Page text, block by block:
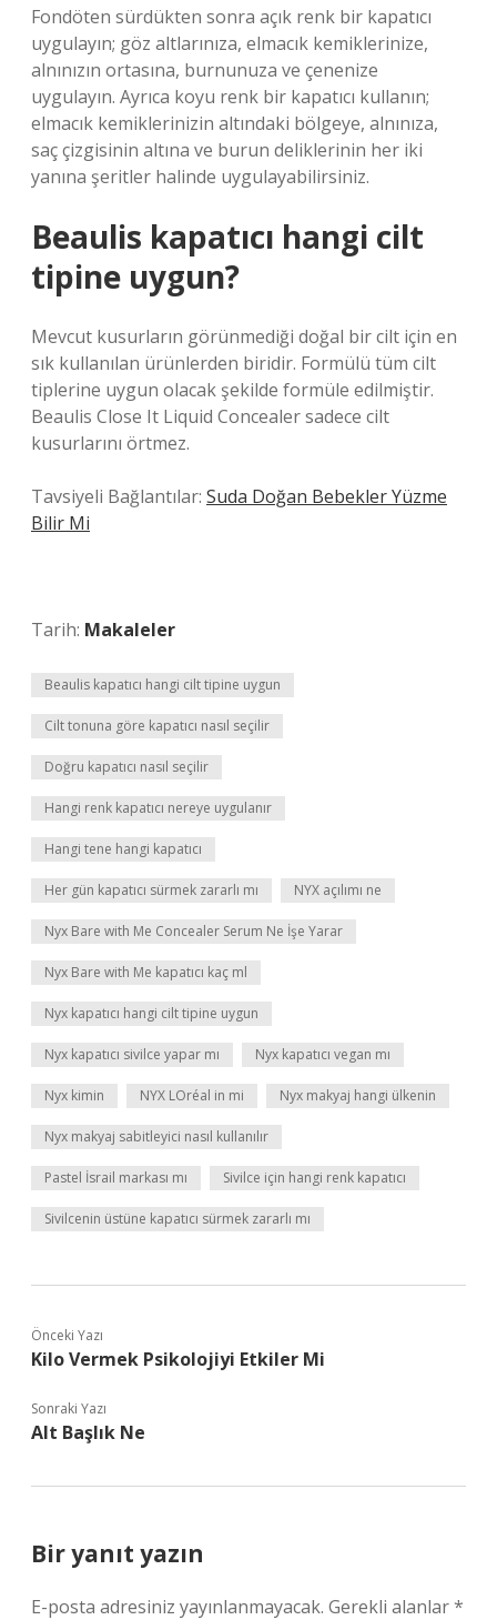
Fondöten sürdükten sonra açık renk bir kapatıcı
uygulayın; göz altlarınıza, elmacık kemiklerinize,
alnınızın ortasına, burnunuza ve çenenize
uygulayın. Ayrıca koyu renk bir kapatıcı kullanın;
elmacık kemiklerinizin altındaki bölgeye, alnınıza,
saç çizgisinin altına ve burun deliklerinin her iki
yanına şeritler halinde uygulayabilirsiniz.
Beaulis kapatıcı hangi cilt
tipine uygun?
Mevcut kusurların görünmediği doğal bir cilt için en
sık kullanılan ürünlerden biridir. Formülü tüm cilt
tiplerine uygun olacak şekilde formüle edilmiştir.
Beaulis Close It Liquid Concealer sadece cilt
kusurlarını örtmez.
Tavsiyeli Bağlantılar: Suda Doğan Bebekler Yüzme
Bilir Mi
Tarih: Makaleler
Beaulis kapatıcı hangi cilt tipine uygun
Cilt tonuna göre kapatıcı nasıl seçilir
Doğru kapatıcı nasıl seçilir
Hangi renk kapatıcı nereye uygulanır
Hangi tene hangi kapatıcı
Her gün kapatıcı sürmek zararlı mı NYX açılımı ne
Nyx Bare with Me Concealer Serum Ne İşe Yarar
Nyx Bare with Me kapatıcı kaç ml
Nyx kapatıcı hangi cilt tipine uygun
Nyx kapatıcı sivilce yapar mı Nyx kapatıcı vegan mı
Nyx kimin NYX LOréal in mi Nyx makyaj hangi ülkenin
Nyx makyaj sabitleyici nasıl kullanılır
Pastel İsrail markası mı Sivilce için hangi renk kapatıcı
Sivilcenin üstüne kapatıcı sürmek zararlı mı
Önceki Yazı
Kilo Vermek Psikolojiyi Etkiler Mi
Sonraki Yazı
Alt Başlık Ne
Bir yanıt yazın
E-posta adresiniz yayınlanmayacak. Gerekli alanlar*